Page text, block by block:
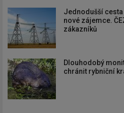
Jednodušší
nové zájemce.
zákazníků
Dlouhodobý
chránit rybniční